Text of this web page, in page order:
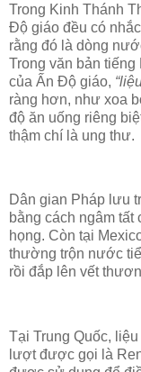
Trong Kinh Thánh
Độ giáo đều có
rằng đó là dòng
Trong văn bản tiếng
của Ấn Độ giáo,
ràng hơn, như xoa
độ ăn uống riêng
thậm chí là ung thư.
Dân gian Pháp lưu
bằng cách ngâm
họng. Còn tại
thường trộn nước
rồi đắp lên vết
Tại Trung Quốc,
lượt được gọi là